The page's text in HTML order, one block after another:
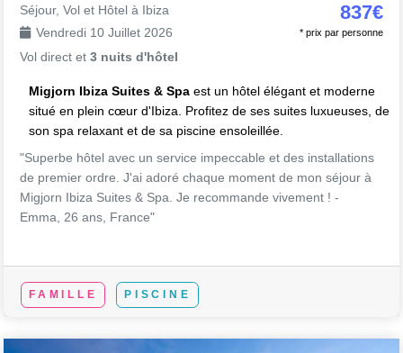
Séjour, Vol et Hôtel à Ibiza
Vendredi 10 Juillet 2026
Vol direct et3 nuits d'hôtel
837€
* prix par personne
Migjorn Ibiza Suites & Spa est un hôtel élégant et moderne
situé en plein cœur d'Ibiza. Profitez de ses suites luxueuses, de
son spa relaxant et de sa piscine ensoleillée.
"Superbe hôtel avec un service impeccable et des installations
de premier ordre. J'ai adoré chaque moment de mon séjour à
Migjorn Ibiza Suites & Spa. Je recommande vivement ! -
Emma, 26 ans, France"
FAMILLE PISCINE